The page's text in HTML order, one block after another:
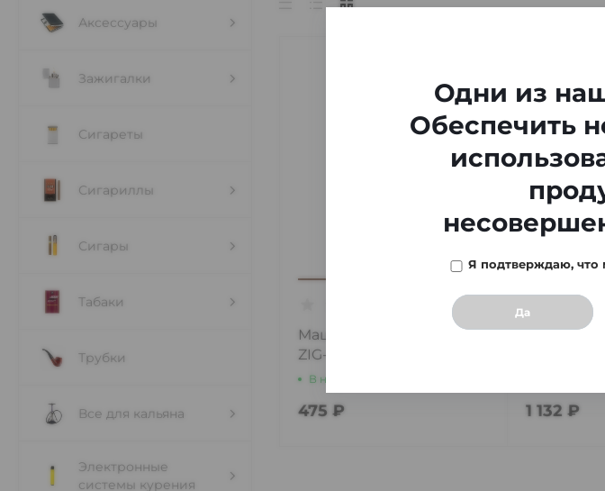
Аксессуары
Зажигалки
Сигареты
Сигариллы
Сигары
Табаки
Трубки
Все для кальяна
Электронные
системы курения
Машинка сигаретная
ZIG-ZAG King Size
В наличии
475 ₽
Машинка
1 132 ₽
Одни из
Обеспечить
Я подтверждаю, что
Да